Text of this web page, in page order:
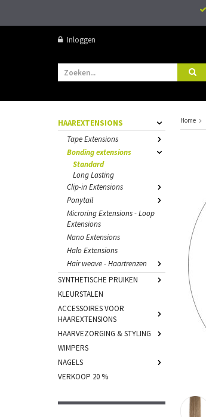
Inloggen
HAAREXTENSIONS
Tape Extensions
Bonding extensions
Standard
Long Lasting
Clip-in Extensions
Ponytail
Microring Extensions - Loop
Extensions
Nano Extensions
Halo Extensions
Hair weave - Haartrenzen
SYNTHETISCHE PRUIKEN
KLEURSTALEN
ACCESSOIRES VOOR
HAAREXTENSIONS
HAARVEZORGING & STYLING
WIMPERS
NAGELS
VERKOOP 20 %
Home